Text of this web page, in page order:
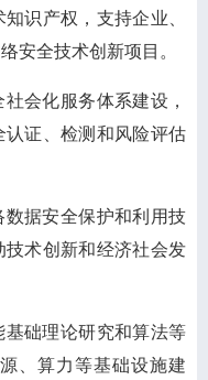
识产权，支持企业、
安全技术创新项目。
会化服务体系建设，
证、检测和风险评估
据安全保护和利用技
术创新和经济社会发
础理论研究和算法等
、算力等基础设施建